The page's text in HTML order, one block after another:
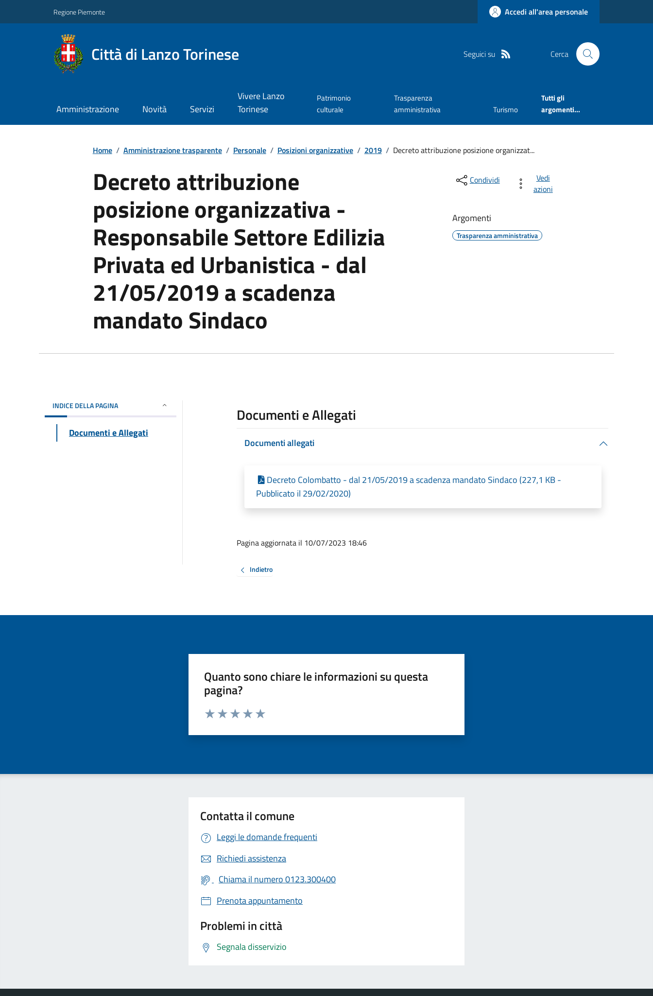
Regione Piemonte Accedi all'area personale
Città di Lanzo Torinese Seguici su Cerca
Amministrazione Novità Servizi
Vivere Lanzo
Torinese
Patrimonio
culturale
Trasparenza
amministrativa
Turismo
Tutti gli
argomenti...
Home / Amministrazione trasparente / Personale / Posizioni organizzative / 2019 / Decreto attribuzione posizione organizzat...
Decreto attribuzione
posizione organizzativa -
Responsabile Settore Edilizia
Privata ed Urbanistica - dal
21/05/2019 a scadenza
mandato Sindaco
Condividi
Vedi
azioni
Argomenti
Trasparenza amministrativa
INDICE DELLA PAGINA
Documenti e Allegati
Documenti e Allegati
Documenti allegati
Decreto Colombatto - dal 21/05/2019 a scadenza mandato Sindaco (227,1 KB -
Pubblicato il 29/02/2020)
Pagina aggiornata il 10/07/2023 18:46
Indietro
Quanto sono chiare le informazioni su questa
pagina?
Valuta da 1 a 5 stelle la pagina
Contatta il comune
Leggi le domande frequenti
Richiedi assistenza
Chiama il numero 0123.300400
Prenota appuntamento
Problemi in città
Segnala disservizio